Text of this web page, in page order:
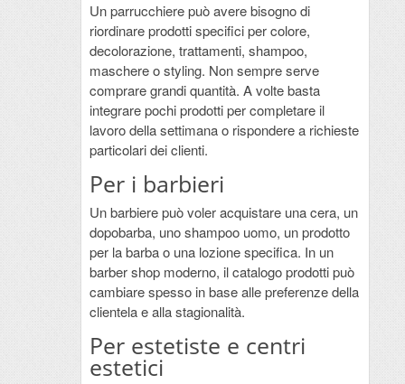
Un parrucchiere può avere bisogno di
riordinare prodotti specifici per colore,
decolorazione, trattamenti, shampoo,
maschere o styling. Non sempre serve
comprare grandi quantità. A volte basta
integrare pochi prodotti per completare il
lavoro della settimana o rispondere a richieste
particolari dei clienti.
Per i barbieri
Un barbiere può voler acquistare una cera, un
dopobarba, uno shampoo uomo, un prodotto
per la barba o una lozione specifica. In un
barber shop moderno, il catalogo prodotti può
cambiare spesso in base alle preferenze della
clientela e alla stagionalità.
Per estetiste e centri
estetici